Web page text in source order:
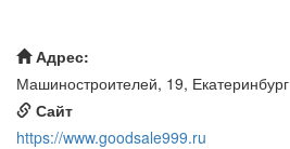
Адрес:
Машиностроителей, 19, Екатеринбург
Сайт
https://www.goodsale999.ru